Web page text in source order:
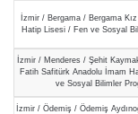
İzmir / Bergama / Bergama
Hatip Lisesi / Fen ve Sosyal
İzmir / Menderes / Şehit
Fatih Safitürk Anadolu İmam
ve Sosyal Bilimler
İzmir / Ödemiş / Ödemiş